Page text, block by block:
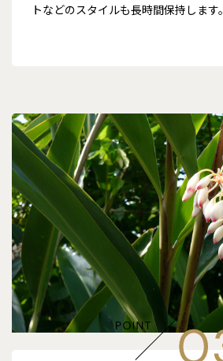
トなどのスタイルも長時間保持します。